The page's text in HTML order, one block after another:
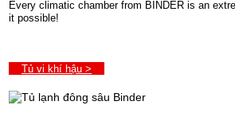
Every climatic chamber from BINDER is an
it possible!
Tủ vi khí hậu >